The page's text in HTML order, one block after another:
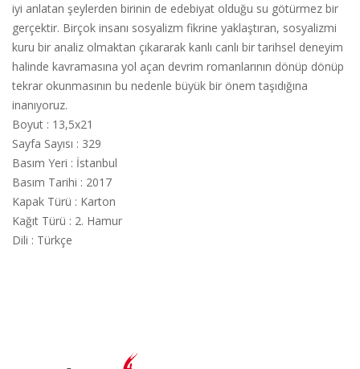
iyi anlatan şeylerden birinin de edebiyat olduğu su götürmez bir
gerçektir. Birçok insanı sosyalizm fikrine yaklaştıran, sosyalizmi
kuru bir analiz olmaktan çıkararak kanlı canlı bir tarihsel deneyim
halinde kavramasına yol açan devrim romanlarının dönüp dönüp
tekrar okunmasının bu nedenle büyük bir önem taşıdığına
inanıyoruz.
Boyut : 13,5x21
Sayfa Sayısı : 329
Basım Yeri : İstanbul
Basım Tarihi : 2017
Kapak Türü : Karton
Kağıt Türü : 2. Hamur
Dili : Türkçe